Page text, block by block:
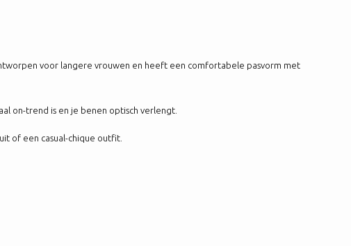
voor langere vrouwen en heeft een comfortabele pasvorm met
on-trend is en je benen optisch verlengt.
of een casual-chique outfit.